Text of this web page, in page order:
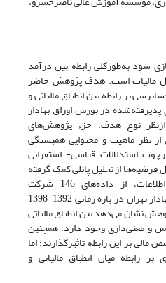
سود به‌طورکلی رابطه بین درآمد
مالیات است. هدف پژوهش حاضر
بر رابطه بین انطباق مالیاتی و
در بورس اوراق بهادار
نوع هدف، جزء پژوهش‌های
نظر ماهیت و محتوایی همبستگی
استدلالات قیاسی- استقرایی
از تحلیل پانلی کمک گرفته
شده است. برای جمع‌آوری اطلاعات، از داده‌های 146 شرکت
پذیرفته‌شده در بورس اوراق بهادار تهران در بازه زمانی 1392-1398
نشان می‌دهد بین انطباق مالیاتی
و معنی‌داری وجود دارد؛ همچنین
بر این رابطه تاثیرگذارند؛ اما
بر رابطه میان انطباق مالیاتی و